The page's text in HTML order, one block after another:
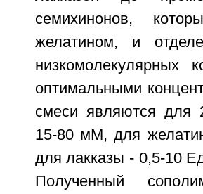
семихинонов,
желатином, и
низкомолекулярных
оптимальными
смеси являются для
15-80 мМ, для
для лакказы - 0,5-10
Полученный